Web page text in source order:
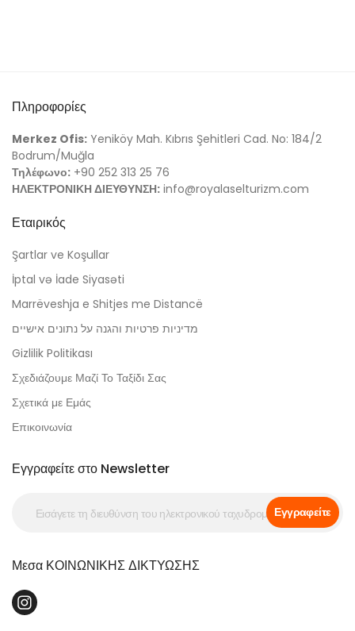
Πληροφορίες
Merkez Ofis: Yeniköy Mah. Kıbrıs Şehitleri Cad. No: 184/2
Bodrum/Muğla
Τηλέφωνο: +90 252 313 25 76
ΗΛΕΚΤΡΟΝΙΚΗ ΔΙΕΥΘΥΝΣΗ: info@royalaselturizm.com
Εταιρικός
Şartlar ve Koşullar
İptal və İade Siyasəti
Marrëveshja e Shitjes me Distancë
מדיניות פרטיות והגנה על נתונים אישיים
Gizlilik Politikası
Σχεδιάζουμε Μαζί Το Ταξίδι Σας
Σχετικά με Εμάς
Επικοινωνία
Εγγραφείτε στο Newsletter
Εγγραφείτε
Μεσα ΚΟΙΝΩΝΙΚΗΣ ΔΙΚΤΥΩΣΗΣ